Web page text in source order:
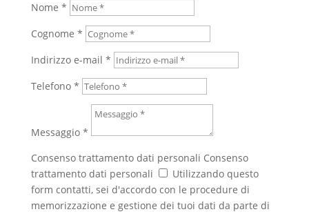
Nome *
Cognome *
Indirizzo e-mail *
Telefono *
Messaggio *
Consenso trattamento dati personali Consenso
trattamento dati personali
Utilizzando questo
form contatti, sei d'accordo con le procedure di
memorizzazione e gestione dei tuoi dati da parte di